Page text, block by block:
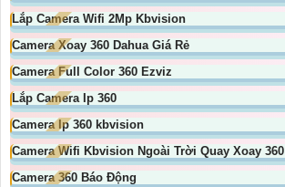
Lắp Camera Wifi 2Mp Kbvision
Camera Xoay 360 Dahua Giá Rẻ
Camera Full Color 360 Ezviz
Lắp Camera Ip 360
Camera Ip 360 kbvision
Camera Wifi Kbvision Ngoài Trời Quay Xoay 360
Camera 360 Báo Động